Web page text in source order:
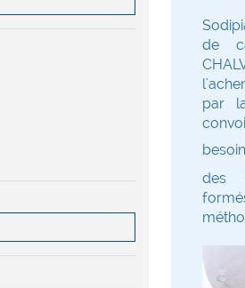
de
par
des